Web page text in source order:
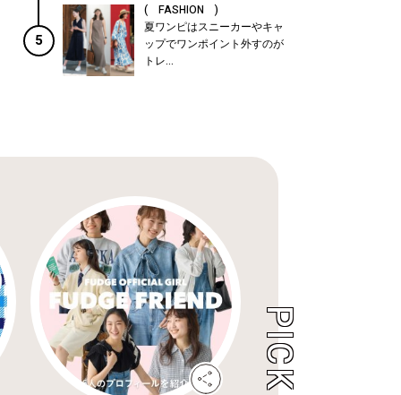
5
( FASHION )
夏ワンピはスニーカーやキャ
ップでワンポイント外すのが
トレ...